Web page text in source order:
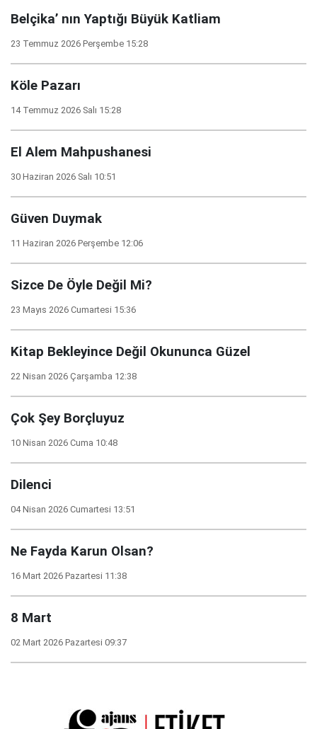
Belçika’ nın Yaptığı Büyük Katliam
23 Temmuz 2026 Perşembe 15:28
Köle Pazarı
14 Temmuz 2026 Salı 15:28
El Alem Mahpushanesi
30 Haziran 2026 Salı 10:51
Güven Duymak
11 Haziran 2026 Perşembe 12:06
Sizce De Öyle Değil Mi?
23 Mayıs 2026 Cumartesi 15:36
Kitap Bekleyince Değil Okununca Güzel
22 Nisan 2026 Çarşamba 12:38
Çok Şey Borçluyuz
10 Nisan 2026 Cuma 10:48
Dilenci
04 Nisan 2026 Cumartesi 13:51
Ne Fayda Karun Olsan?
16 Mart 2026 Pazartesi 11:38
8 Mart
02 Mart 2026 Pazartesi 09:37